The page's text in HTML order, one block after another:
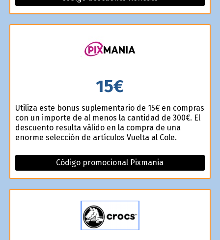
15€
Utiliza este bonus suplementario de 15€ en compras
con un importe de al menos la cantidad de 300€. El
descuento resulta válido en la compra de una
enorme selección de artículos Vuelta al Cole.
Código promocional Pixmania